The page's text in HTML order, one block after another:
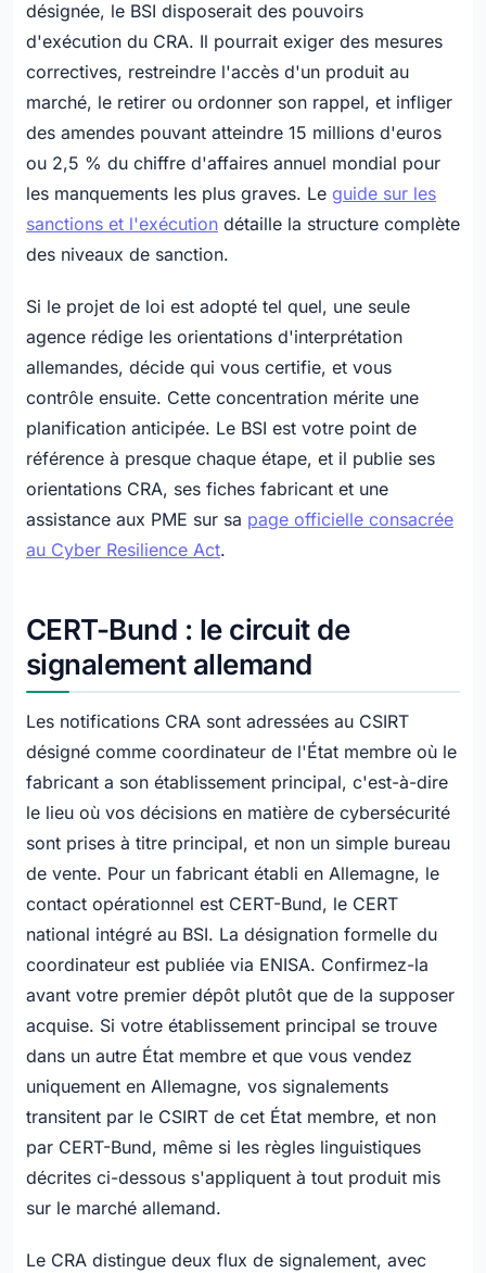
désignée, le BSI disposerait des pouvoirs
d'exécution du CRA. Il pourrait exiger des mesures
correctives, restreindre l'accès d'un produit au
marché, le retirer ou ordonner son rappel, et infliger
des amendes pouvant atteindre 15 millions d'euros
ou 2,5 % du chiffre d'affaires annuel mondial pour
les manquements les plus graves. Le guide sur les
sanctions et l'exécution détaille la structure complète
des niveaux de sanction.
Si le projet de loi est adopté tel quel, une seule
agence rédige les orientations d'interprétation
allemandes, décide qui vous certifie, et vous
contrôle ensuite. Cette concentration mérite une
planification anticipée. Le BSI est votre point de
référence à presque chaque étape, et il publie ses
orientations CRA, ses fiches fabricant et une
assistance aux PME sur sa page officielle consacrée
au Cyber Resilience Act.
CERT-Bund : le circuit de
signalement allemand
Les notifications CRA sont adressées au CSIRT
désigné comme coordinateur de l'État membre où le
fabricant a son établissement principal, c'est-à-dire
le lieu où vos décisions en matière de cybersécurité
sont prises à titre principal, et non un simple bureau
de vente. Pour un fabricant établi en Allemagne, le
contact opérationnel est CERT-Bund, le CERT
national intégré au BSI. La désignation formelle du
coordinateur est publiée via ENISA. Confirmez-la
avant votre premier dépôt plutôt que de la supposer
acquise. Si votre établissement principal se trouve
dans un autre État membre et que vous vendez
uniquement en Allemagne, vos signalements
transitent par le CSIRT de cet État membre, et non
par CERT-Bund, même si les règles linguistiques
décrites ci-dessous s'appliquent à tout produit mis
sur le marché allemand.
Le CRA distingue deux flux de signalement, avec